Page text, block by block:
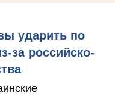
ударить по
за российско-